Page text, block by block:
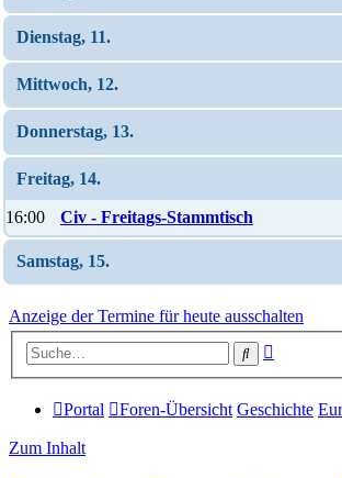
Dienstag, 11.
Mittwoch, 12.
Donnerstag, 13.
Freitag, 14.
16:00 Civ - Freitags-Stammtisch
Samstag, 15.
Anzeige der Termine für heute ausschalten
Suche
Portal Foren-Übersicht Geschichte
Zum Inhalt